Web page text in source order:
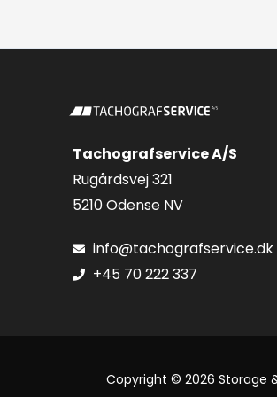
Tachografservice A/S
Rugårdsvej 321
5210 Odense NV
info@tachografservice.dk
+45 70 222 337
Copyright © 2026 Storage